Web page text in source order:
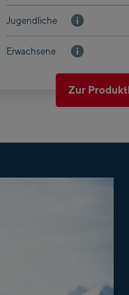
Jugendliche
Erwachsene
Zur